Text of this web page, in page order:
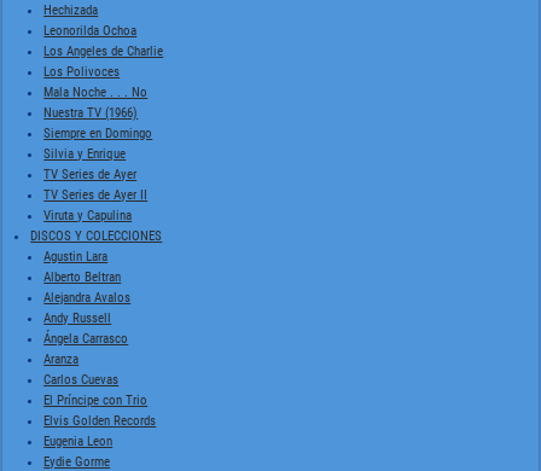
Hechizada
Leonorilda Ochoa
Los Angeles de Charlie
Los Polivoces
Mala Noche . . . No
Nuestra TV (1966)
Siempre en Domingo
Silvia y Enrique
TV Series de Ayer
TV Series de Ayer II
Viruta y Capulina
DISCOS Y COLECCIONES
Agustin Lara
Alberto Beltran
Alejandra Avalos
Andy Russell
Ángela Carrasco
Aranza
Carlos Cuevas
El Príncipe con Trio
Elvis Golden Records
Eugenia Leon
Eydie Gorme